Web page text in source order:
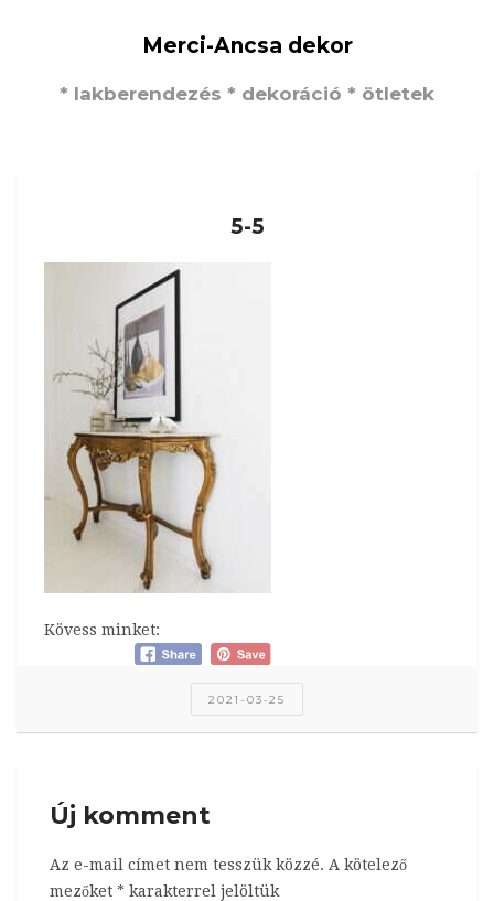
Merci-Ancsa dekor
* lakberendezés * dekoráció * ötletek
5-5
Kövess minket:
2021-03-25
Új komment
Az e-mail címet nem tesszük közzé. A kötelező
mezőket * karakterrel jelöltük